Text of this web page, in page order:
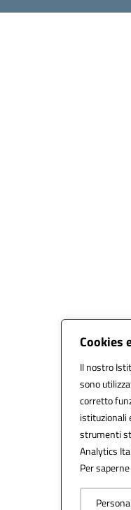
Cookies
Il nostro
sono
corretto
istituzionali
strumenti
Analytics
Per